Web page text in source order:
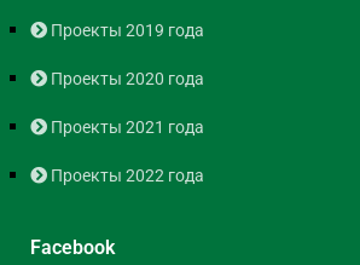
Проекты 2019 года
Проекты 2020 года
Проекты 2021 года
Проекты 2022 года
Facebook